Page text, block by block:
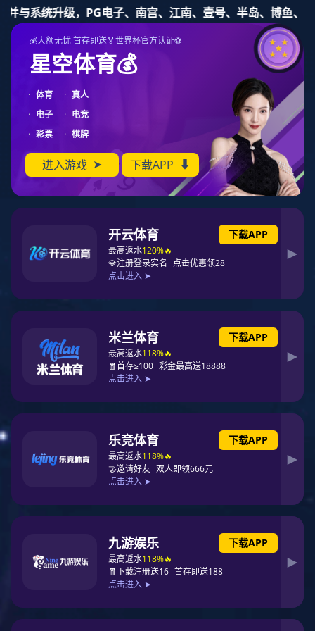
东升国际
东升国际 关于东升国际 产品 健康睡眠
东升国际东升国际
关于东升国际
产品中心
健康睡眠系统
资讯动态
联系东升国际
官方商城
似水年华纯棉四套件
描述：100%纯棉面料，优质环保印染工艺，无任何甲醛、增白剂、
安全环保健康 全棉面料，吸湿透气，滑爽亲肤，带给您舒适的睡眠
产品参数 服务支持